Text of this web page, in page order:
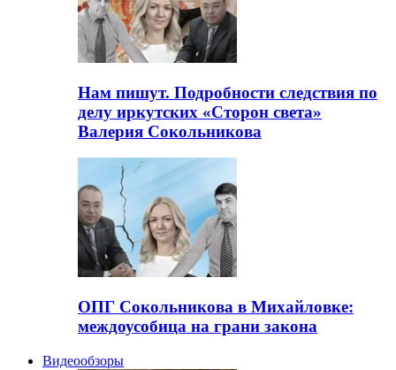
Нам пишут. Подробности следствия по
делу иркутских «Сторон света»
Валерия Сокольникова
ОПГ Сокольникова в Михайловке:
междоусобица на грани закона
Видеообзоры